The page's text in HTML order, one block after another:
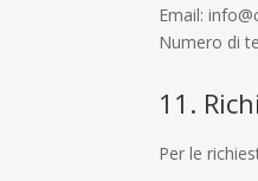
Email:info@
Numero di
11.
Per le